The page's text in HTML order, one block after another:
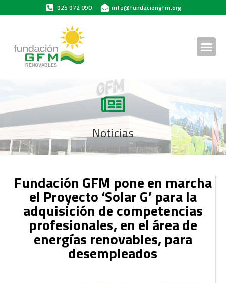
925 972 090 info@fundaciongfm.org
Noticias
Fundación GFM pone en marcha
el Proyecto ‘Solar G’ para la
adquisición de competencias
profesionales, en el área de
energías renovables, para
desempleados